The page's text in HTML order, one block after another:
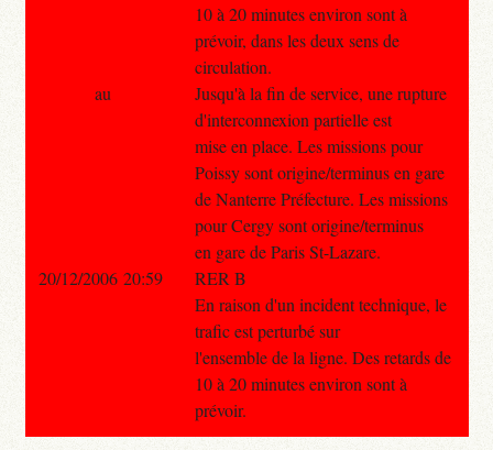
10 à 20 minutes environ sont à
prévoir, dans les deux sens de
circulation.
Jusqu'à la fin de service, une rupture
d'interconnexion partielle est
mise en place. Les missions pour
Poissy sont origine/terminus en gare
de Nanterre Préfecture. Les missions
pour Cergy sont origine/terminus
en gare de Paris St-Lazare.
RER B
En raison d'un incident technique, le
trafic est perturbé sur
l'ensemble de la ligne. Des retards de
10 à 20 minutes environ sont à
prévoir.
au
20/12/2006 20:59